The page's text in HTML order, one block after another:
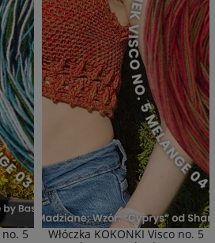
no. 5
Włóczka KOKONKI Visco no. 5